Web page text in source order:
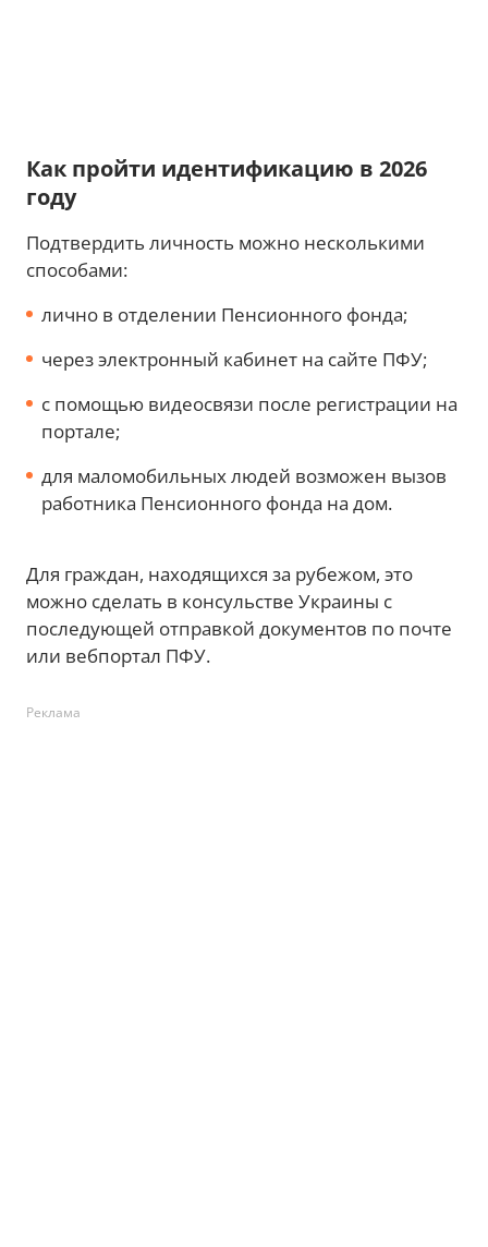
Как пройти идентификацию в 2026
году
Подтвердить личность можно несколькими
способами:
лично в отделении Пенсионного фонда;
через электронный кабинет на сайте ПФУ;
с помощью видеосвязи после регистрации на
портале;
для маломобильных людей возможен вызов
работника Пенсионного фонда на дом.
Для граждан, находящихся за рубежом, это
можно сделать в консульстве Украины с
последующей отправкой документов по почте
или вебпортал ПФУ.
Реклама